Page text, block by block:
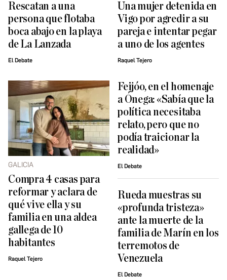
Rescatan a una
persona que flotaba
boca abajo en la playa
de La Lanzada
El Debate
Una mujer detenida en
Vigo por agredir a su
pareja e intentar pegar
a uno de los agentes
Raquel Tejero
GALICIA
Compra 4 casas para
reformar y aclara de
qué vive ella y su
familia en una aldea
gallega de 10
habitantes
Raquel Tejero
Feijóo, en el homenaje
a Ónega: «Sabía que la
política necesitaba
relato, pero que no
podía traicionar la
realidad»
El Debate
Rueda muestras su
«profunda tristeza»
ante la muerte de la
familia de Marín en los
terremotos de
Venezuela
El Debate